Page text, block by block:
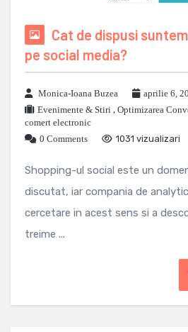
Cat de dispusi
pe social media?
Monica-Ioana Buzea
aprilie 6,
Evenimente & Stiri , Optimizarea
comert electronic
0 Comments
1031 vizualizari
Shopping-ul social este un
discutat, iar compania de
cercetare in acest sens si a
treime ...